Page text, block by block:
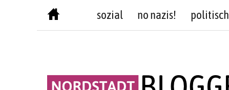
sozial no nazis! politisch